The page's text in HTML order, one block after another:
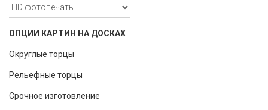
ОПЦИИ КАРТИН НА ДОСКАХ
Округлые торцы
Рельефные торцы
Срочное изготовление